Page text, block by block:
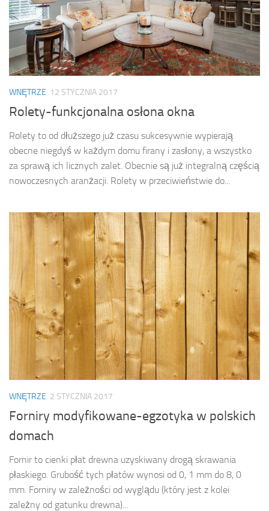
WNĘTRZE 12 STYCZNIA 2017
Rolety-funkcjonalna osłona okna
Rolety to od dłuższego już czasu sukcesywnie wypierają
obecne niegdyś w każdym domu firany i zasłony, a wszystko
za sprawą ich licznych zalet. Obecnie są już integralną częścią
nowoczesnych aranżacji. Rolety w przeciwieństwie do...
WNĘTRZE 2 STYCZNIA 2017
Forniry modyfikowane-egzotyka w polskich
domach
Fornir to cienki płat drewna uzyskiwany drogą skrawania
płaskiego. Grubość tych płatów wynosi od 0, 1 mm do 8, 0
mm. Forniry w zależności od wyglądu (który jest z kolei
zależny od gatunku drewna)...